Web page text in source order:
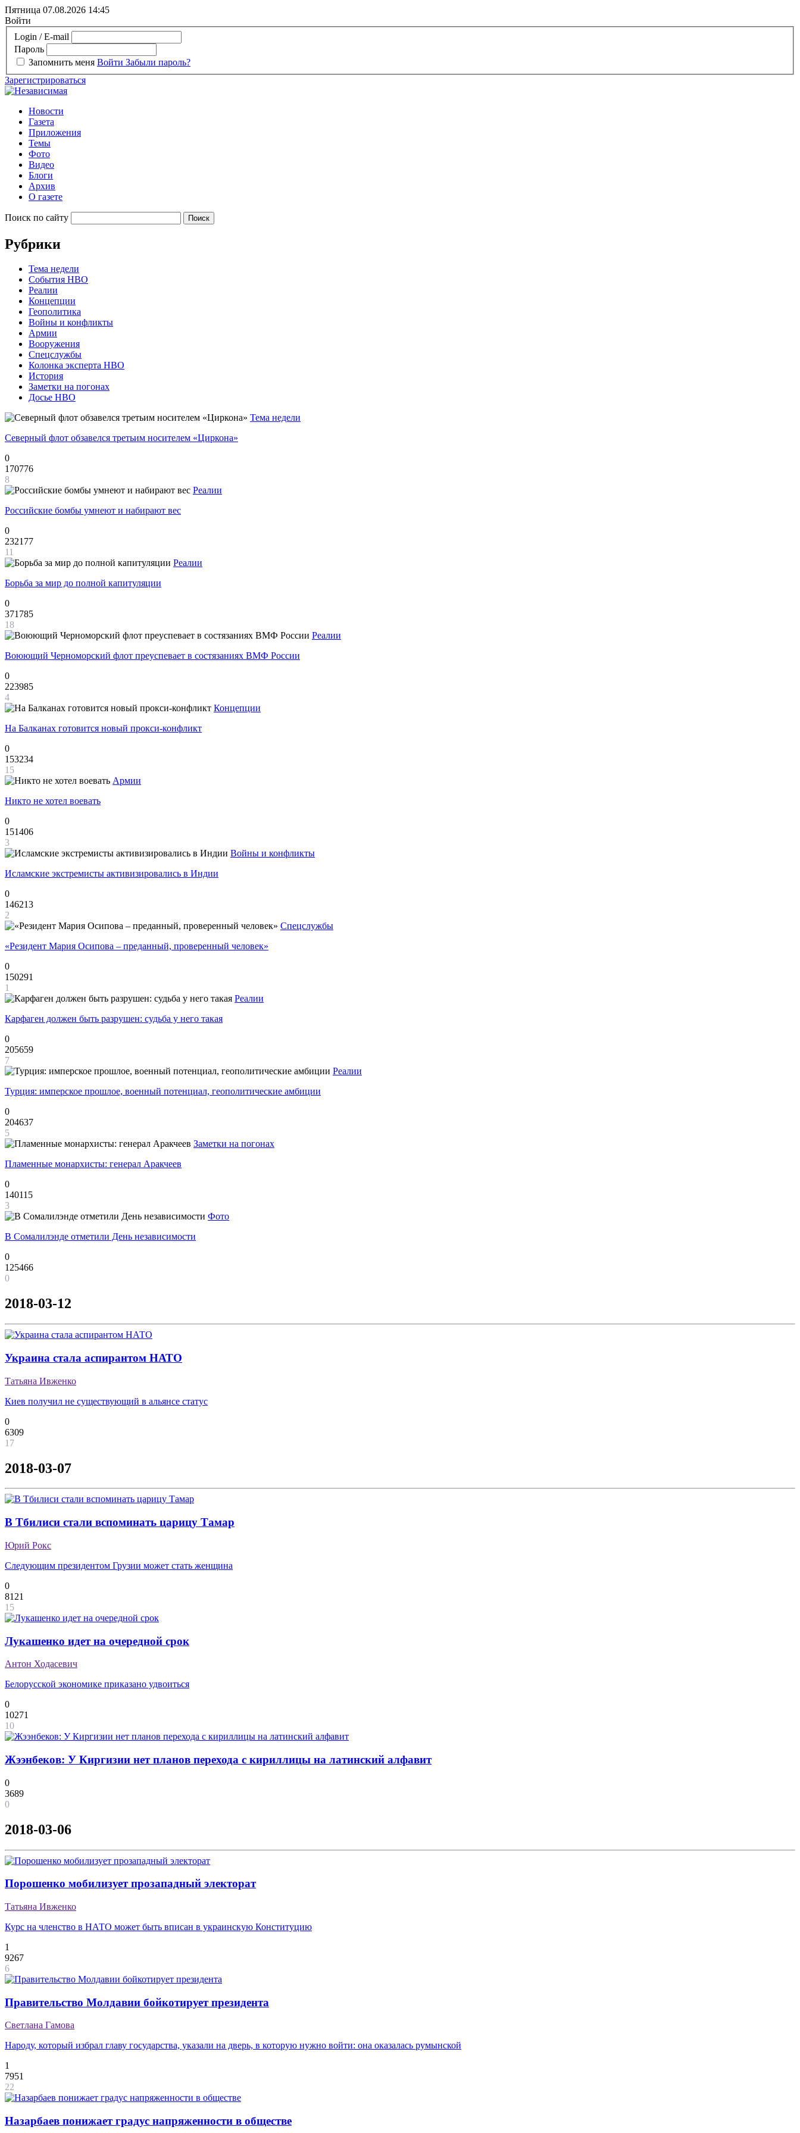
Пятница 07.08.2026 14:45
Войти
Login / E-mail
Пароль
Запомнить меня Войти Забыли пароль?
Зарегистрироваться
Новости
Газета
Приложения
Темы
Фото
Видео
Блоги
Архив
О газете
Поиск по сайту
Рубрики
Тема недели
События НВО
Реалии
Концепции
Геополитика
Войны и конфликты
Армии
Вооружения
Спецслужбы
Колонка эксперта НВО
История
Заметки на погонах
Досье НВО
Тема недели
Северный флот обзавелся третьим носителем «Циркона»
0
170776
8
Реалии
Российские бомбы умнеют и набирают вес
0
232177
11
Реалии
Борьба за мир до полной капитуляции
0
371785
18
Реалии
Воюющий Черноморский флот преуспевает в состязаниях ВМФ России
0
223985
4
Концепции
На Балканах готовится новый прокси-конфликт
0
153234
15
Армии
Никто не хотел воевать
0
151406
3
Войны и конфликты
Исламские экстремисты активизировались в Индии
0
146213
2
Спецслужбы
«Резидент Мария Осипова – преданный, проверенный человек»
0
150291
1
Реалии
Карфаген должен быть разрушен: судьба у него такая
0
205659
7
Реалии
Турция: имперское прошлое, военный потенциал, геополитические амбиции
0
204637
5
Заметки на погонах
Пламенные монархисты: генерал Аракчеев
0
140115
3
Фото
В Сомалилэнде отметили День независимости
0
125466
0
2018-03-12
Украина стала аспирантом НАТО
Татьяна Ивженко
Киев получил не существующий в альянсе статус
0
6309
17
2018-03-07
В Тбилиси стали вспоминать царицу Тамар
Юрий Рокс
Следующим президентом Грузии может стать женщина
0
8121
15
Лукашенко идет на очередной срок
Антон Ходасевич
Белорусской экономике приказано удвоиться
0
10271
10
Жээнбеков: У Киргизии нет планов перехода с кириллицы на латинский алфавит
0
3689
0
2018-03-06
Порошенко мобилизует прозападный электорат
Татьяна Ивженко
Курс на членство в НАТО может быть вписан в украинскую Конституцию
1
9267
6
Правительство Молдавии бойкотирует президента
Светлана Гамова
Народу, который избрал главу государства, указали на дверь, в которую нужно войти: она оказалась румынской
1
7951
22
Назарбаев понижает градус напряженности в обществе